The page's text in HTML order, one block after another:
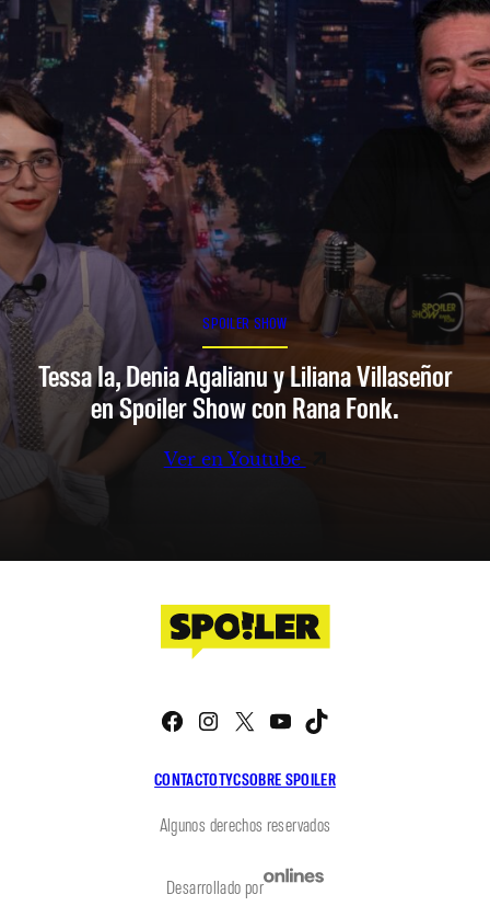
SPOILER SHOW
Tessa Ia, Denia Agalianu y Liliana Villaseñor
en Spoiler Show con Rana Fonk.
Ver en Youtube
CONTACTOTYCSOBRE SPOILER
Facebook
Instagram
X YouTube
Algunos derechos reservados
Desarrollado por